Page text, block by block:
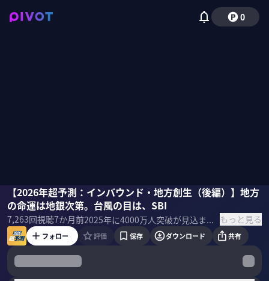
0
【2026年超予測：インバウンド・地方創生（後編）】地方
の命運は地銀次第。台風の目は、SBI
7,263回視聴7か月前 2025年に4000万人突破が見込まれるインバウンド。この勢いは2026年も続くのかインバウンド経済をさらに盛り上げるために、どんな経営努力が求められているのか？インバウンド・地方創生をテーマに、同分野の専門家である永谷亜矢子氏と木下斉氏に超予測してもらった。 ▼プロフィール 永谷 亜矢子｜立教大学客員教授 ナイトタイムエコノミー推進協議会 理事。立教大卒業後、リクルートにて営業、企画、編集を担う。退社後、TGC創立時にチーフプロデューサーに就任。2008年日経ウーマンオブザイヤー2位受賞。吉本興業執行役員を経て、2016年anを設立し独立。現在、官民事業のプロデュースを幅広く担う。 木下 斉｜地域づくり法人AIA代表理事 早大高等学院在学中の2000年に起業を経験。同年、「IT革命」で流行語大賞受賞。早大卒業後、一橋大大学院にて地域政策を研究し、経済産業研究所などで調査業務に従事。2008年に熊本城東マネジメントを設立。各地の事業会社設立や地域活性化伝道師として活躍。 ▼関連書籍 『観光"未"立国～ニッポンの現状～』 永谷 亜矢子（著）扶桑社（刊） もっと見る
木下斉永谷亜矢子 佐々木紀彦
フォロー 評価 保存 ダウンロード 共有